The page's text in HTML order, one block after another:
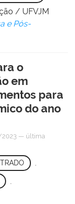
/ UFVJM
e Pós-
o
em
para
do ano
— última